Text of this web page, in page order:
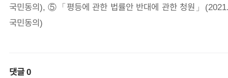
국민동의), ⑤「평등에 관한 법률안 반대에 관한 청원」
국민동의)
댓글0